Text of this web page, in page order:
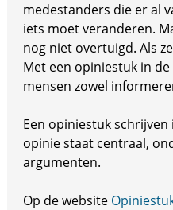
medestanders die er al
iets moet veranderen.
nog niet overtuigd. Als
Met een opiniestuk in
mensen zowel
Een opiniestuk
opinie staat centraal,
argumenten.
Op de website